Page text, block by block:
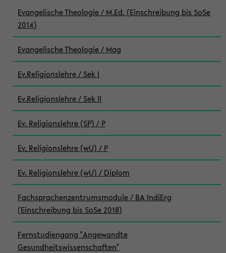
Evangelische Theologie / M.Ed. (Einschreibung bis SoSe
2014)
Evangelische Theologie / Mag
Ev.Religionslehre / Sek I
Ev.Religionslehre / Sek II
Ev. Religionslehre (SP) / P
Ev. Religionslehre (wU) / P
Ev. Religionslehre (wU) / Diplom
Fachsprachenzentrumsmodule / BA IndiErg
(Einschreibung bis SoSe 2018)
Fernstudiengang "Angewandte
Gesundheitswissenschaften"